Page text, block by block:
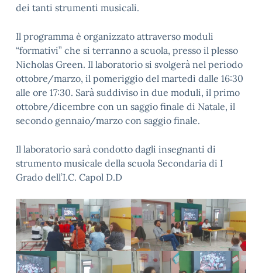
dei tanti strumenti musicali.
Il programma è organizzato attraverso moduli
“formativi” che si terranno a scuola, presso il plesso
Nicholas Green. Il laboratorio si svolgerà nel periodo
ottobre/marzo, il pomeriggio del martedì dalle 16:30
alle ore 17:30. Sarà suddiviso in due moduli, il primo
ottobre/dicembre con un saggio finale di Natale, il
secondo gennaio/marzo con saggio finale.
Il laboratorio sarà condotto dagli insegnanti di
strumento musicale della scuola Secondaria di I
Grado dell’I.C. Capol D.D